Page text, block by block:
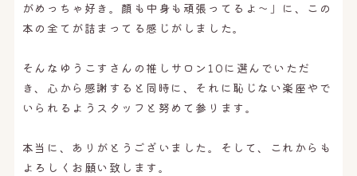
がめっちゃ好き。顔も中身も頑張ってるよ〜」に、この
本の全てが詰まってる感じがしました。
そんなゆうこすさんの推しサロン10に選んでいただ
き、心から感謝すると同時に、それに恥じない楽座やで
いられるようスタッフと努めて参ります。
本当に、ありがとうございました。そして、これからも
よろしくお願い致します。